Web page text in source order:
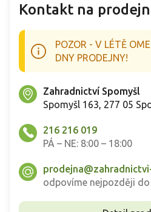
Kontakt na
POZOR - V LÉTĚ
DNY PRODEJNY!
Zahradnictví Spomyšl
Spomyšl 163, 277 05
216 216 019
PÁ – NE: 8:00 – 18:00
odpovíme nejpozději